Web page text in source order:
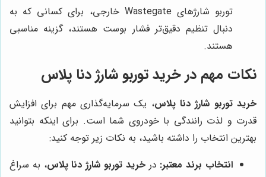
توربو شارژهای Wastegate خارجی، برای کسانی که به
دنبال تنظیم دقیق‌تر فشار بوست هستند، گزینه مناسبی
هستند.
نکات مهم در خرید توربو شارژ دنا پلاس
خرید توربو شارژ دنا پلاس، یک سرمایه‌گذاری مهم برای افزایش
قدرت و لذت رانندگی با خودروی شما است. برای اینکه بتوانید
بهترین انتخاب را داشته باشید، به نکات زیر توجه کنید:
انتخاب برند معتبر: درخرید توربو شارژ دنا پلاس، به سراغ